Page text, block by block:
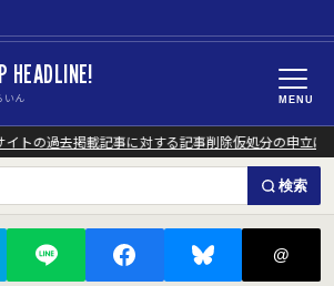
HEADLINE!
いん MENU
トの過去掲載記事に対する記事削除仮処分の申立につ
検索
@